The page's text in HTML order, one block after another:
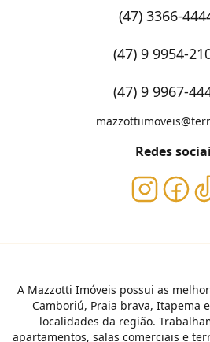
(47) 3366-
(47) 9 9954-
(47) 9 9967-
Redes
A Mazzotti Imóveis possui as
Camboriú, Praia brava, Itapema
localidades da região.
apartamentos, salas comerciais e